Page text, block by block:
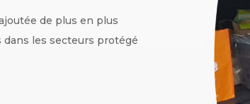
de plus en plus
les secteurs protégé